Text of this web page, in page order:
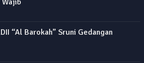
“Al Barokah” Sruni Gedangan